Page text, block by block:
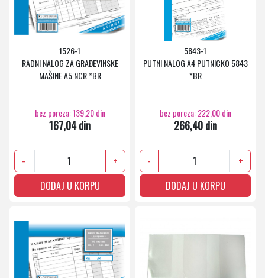
1526-1
RADNI NALOG ZA GRAĐEVINSKE
MAŠINE A5 NCR *BR
bez poreza: 139,20 din
167,04 din
-
+
DODAJ U KORPU
5843-1
PUTNI NALOG A4 PUTNICKO 5843
*BR
bez poreza: 222,00 din
266,40 din
-
+
DODAJ U KORPU